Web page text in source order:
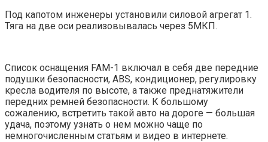
Под капотом инженеры установили силовой агрегат 1.
Тяга на две оси реализовывалась через 5МКП.
Список оснащения FAM-1 включал в себя две передние
подушки безопасности, ABS, кондиционер, регулировку
кресла водителя по высоте, а также преднатяжители
передних ремней безопасности. К большому
сожалению, встретить такой авто на дороге — большая
удача, поэтому узнать о нем можно чаще по
немногочисленным статьям и видео в интернете.